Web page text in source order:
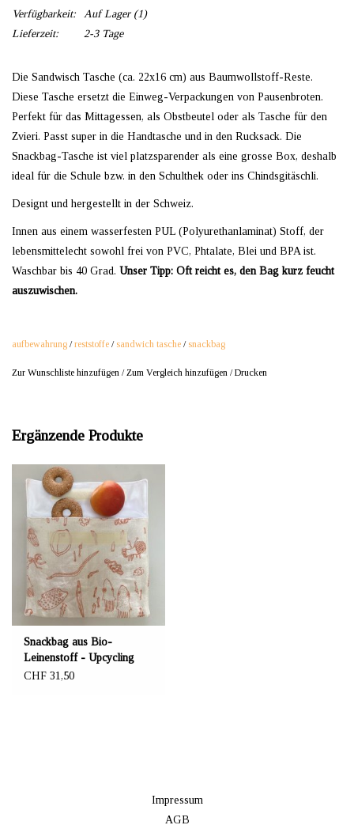
Verfügbarkeit: Auf Lager(1)
Lieferzeit:
2-3 Tage
Die Sandwisch Tasche (ca. 22x16 cm) aus Baumwollstoff-Reste.
Diese Tasche ersetzt die Einweg-Verpackungen von Pausenbroten.
Perfekt für das Mittagessen, als Obstbeutel oder als Tasche für den
Zvieri. Passt super in die Handtasche und in den Rucksack. Die
Snackbag-Tasche ist viel platzsparender als eine grosse Box, deshalb
ideal für die Schule bzw. in den Schulthek oder ins Chindsgitäschli.
Designt und hergestellt in der Schweiz.
Innen aus einem wasserfesten PUL (Polyurethanlaminat) Stoff, der
lebensmittelecht sowohl frei von PVC, Phtalate, Blei und BPA ist.
Waschbar bis 40 Grad. Unser Tipp: Oft reicht es, den Bag kurz feucht
auszuwischen.
aufbewahrung /reststoffe / sandwich tasche / snackbag
Zur Wunschliste hinzufügen /Zum Vergleich hinzufügen /Drucken
Ergänzende Produkte
Snackbag aus Bio-
Leinenstoff - Upcycling
Material!
CHF 31,50
Impressum
AGB